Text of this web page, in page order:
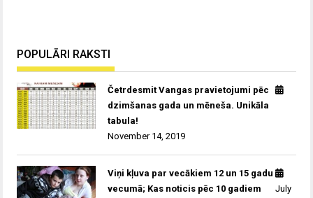
POPULĀRI RAKSTI
Četrdesmit Vangas pravietojumi pēc
dzimšanas gada un mēneša. Unikāla
tabula!
November 14, 2019
Viņi kļuva par vecākiem 12 un 15 gadu
vecumā; Kas noticis pēc 10 gadiem
July